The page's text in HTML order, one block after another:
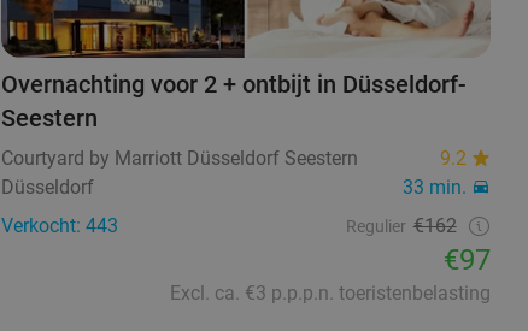
Overnachting voor 2 + ontbijt in Düsseldorf-
Seestern
Courtyard by Marriott Düsseldorf Seestern
9.2
Düsseldorf
33 min.
Verkocht: 443
Regulier €162
€97
Excl. ca. €3 p.p.p.n. toeristenbelasting